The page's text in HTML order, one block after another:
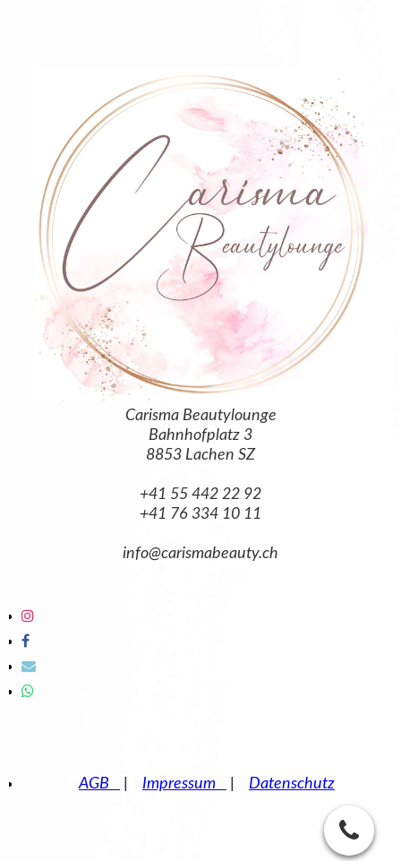
Carisma Beautylounge
Bahnhofplatz 3
8853 Lachen SZ
+41 55 442 22 92
+41 76 334 10 11
info@carismabeauty.ch
AGB Impressum Datenschutz